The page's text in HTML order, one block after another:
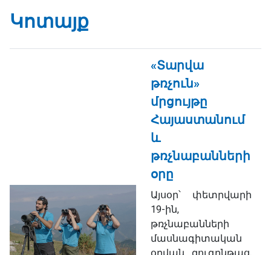
Կոտայք
«Տարվա
թռչուն»
մրցույթը
Հայաստանում
և
թռչնաբանների
օրը
Այսօր՝ փետրվարի
19-ին,
թռչնաբանների
մասնագիտական